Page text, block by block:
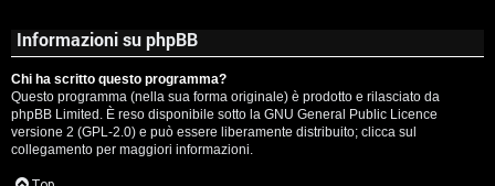
Informazioni su phpBB
Chi ha scritto questo programma?
Questo programma (nella sua forma originale) è prodotto e rilasciato da
phpBB Limited . È reso disponibile sotto la GNU General Public Licence
versione 2 (GPL-2.0) e può essere liberamente distribuito; clicca sul
collegamento per maggiori informazioni.